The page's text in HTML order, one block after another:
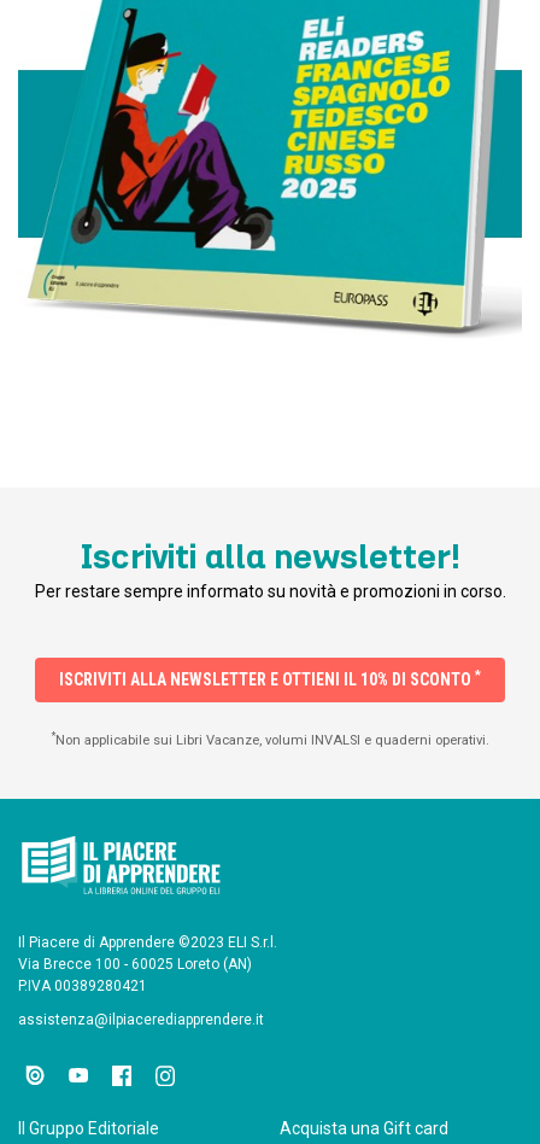
Iscriviti alla newsletter!
Per restare sempre informato su novità e promozioni in corso.
ISCRIVITI ALLA NEWSLETTER E OTTIENI IL 10% DI SCONTO *
*Non applicabile sui Libri Vacanze, volumi INVALSI e quaderni operativi.
Il Piacere di Apprendere ©2023 ELI S.r.l.
Via Brecce 100 - 60025 Loreto (AN)
P.IVA 00389280421
assistenza@ilpiacerediapprendere.it
Il Gruppo Editoriale Acquista una Gift card